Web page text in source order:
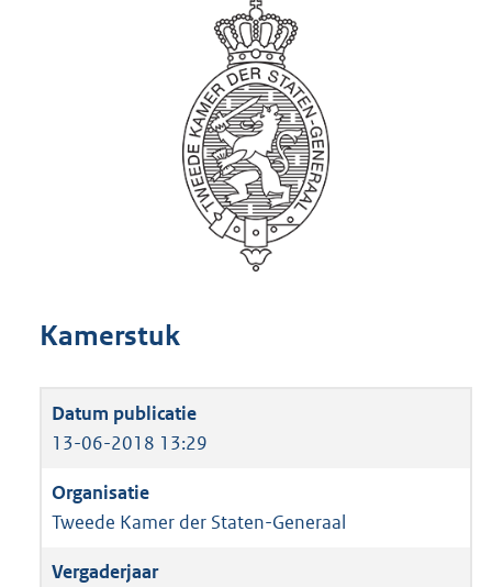
Kamerstuk
13-06-2018 13:29
Tweede Kamer der Staten-Generaal